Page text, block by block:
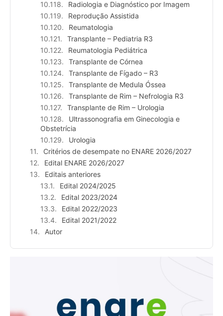
Radiologia e Diagnóstico por Imagem
Reprodução Assistida
Reumatologia
Transplante – Pediatria R3
Reumatologia Pediátrica
Transplante de Córnea
Transplante de Fígado – R3
Transplante de Medula Óssea
Transplante de Rim – Nefrologia R3
Transplante de Rim – Urologia
Ultrassonografia em Ginecologia e
Obstetrícia
Urologia
Critérios de desempate no ENARE 2026/2027
Edital ENARE 2026/2027
Editais anteriores
Edital 2024/2025
Edital 2023/2024
Edital 2022/2023
Edital 2021/2022
Autor